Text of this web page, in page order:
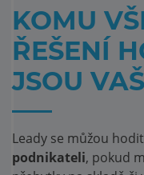
KOMU
ŘEŠENÍ
JSOU
Leady se můžou hodit
podnikateli, pokud